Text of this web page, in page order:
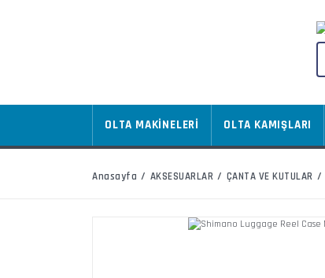
OLTA MAKİNELERİ OLTA KAMIŞLARI
Anasayfa AKSESUARLAR ÇANTA VE KUTULAR